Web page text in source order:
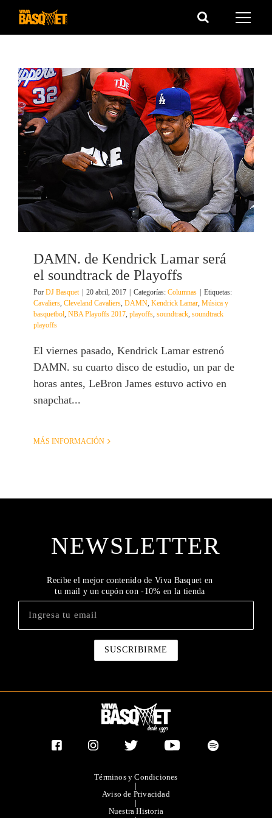
Saltar
DAMN. de Kendrick Lamar será
el soundtrack de Playoffs
Por DJ Basquet 20 abril, 2017 Categorías: Columnas
Etiquetas:
Cavaliers, Cleveland Cavaliers, DAMN, Kendrick Lamar, Música y
basquetbol, NBA Playoffs 2017, playoffs, soundtrack, soundtrack
playoffs
El viernes pasado, Kendrick Lamar estrenó
DAMN. su cuarto disco de estudio, un par de
horas antes, LeBron James estuvo activo en
snapchat...
MÁS INFORMACIÓN
NEWSLETTER
Recibe el mejor contenido de Viva Basquet en
tu mail y un cupón con -10% en la tienda
Términos y Condiciones
|
Aviso de Privacidad
|
Nuestra Historia